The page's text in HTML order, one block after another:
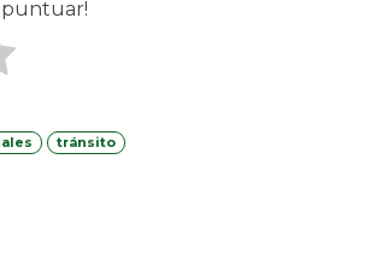
puntuar!
tránsito